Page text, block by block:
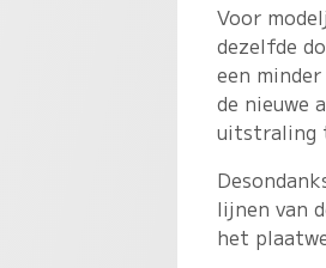
Voor
dezelfde
een
de nieuwe
uitstraling
lijnen van
het